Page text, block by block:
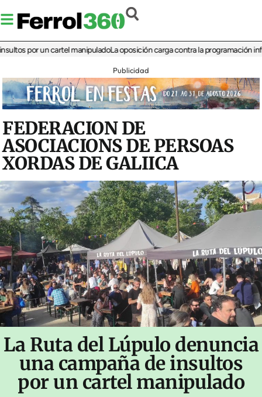
por un cartel manipuladoLa oposición carga contra la programación infantil
Publicidad
FEDERACION DE
ASOCIACIONS DE PERSOAS
XORDAS DE GALIICA
La Ruta del Lúpulo denuncia
una campaña de insultos
por un cartel manipulado